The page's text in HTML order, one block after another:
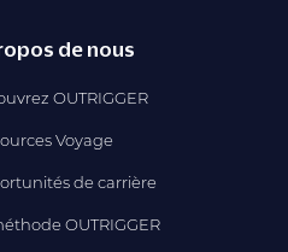
de nous
OUTRIGGER
Voyage
de carrière
OUTRIGGER